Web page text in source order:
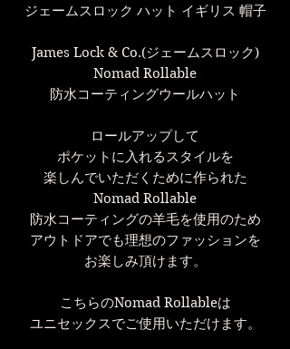
ジェームスロック ハット イギリス 帽子
James Lock & Co.(ジェームスロック)
Nomad Rollable
防水コーティングウールハット
ロールアップして
ポケットに入れるスタイルを
楽しんでいただくために作られた
Nomad Rollable
防水コーティングの羊毛を使用のため
アウトドアでも理想のファッションを
お楽しみ頂けます。
こちらのNomad Rollableは
ユニセックスでご使用いただけます。